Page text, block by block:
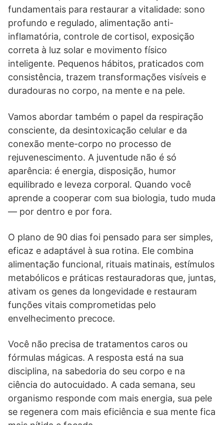
fundamentais para restaurar a vitalidade: sono
profundo e regulado, alimentação anti-
inflamatória, controle de cortisol, exposição
correta à luz solar e movimento físico
inteligente. Pequenos hábitos, praticados com
consistência, trazem transformações visíveis e
duradouras no corpo, na mente e na pele.
Vamos abordar também o papel da respiração
consciente, da desintoxicação celular e da
conexão mente-corpo no processo de
rejuvenescimento. A juventude não é só
aparência: é energia, disposição, humor
equilibrado e leveza corporal. Quando você
aprende a cooperar com sua biologia, tudo muda
— por dentro e por fora.
O plano de 90 dias foi pensado para ser simples,
eficaz e adaptável à sua rotina. Ele combina
alimentação funcional, rituais matinais, estímulos
metabólicos e práticas restauradoras que, juntas,
ativam os genes da longevidade e restauram
funções vitais comprometidas pelo
envelhecimento precoce.
Você não precisa de tratamentos caros ou
fórmulas mágicas. A resposta está na sua
disciplina, na sabedoria do seu corpo e na
ciência do autocuidado. A cada semana, seu
organismo responde com mais energia, sua pele
se regenera com mais eficiência e sua mente fica